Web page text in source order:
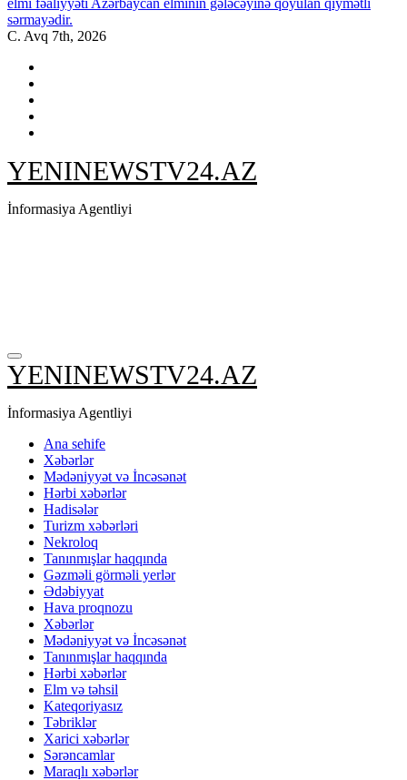
sərmayədir.
C. Avq 7th, 2026
YENINEWSTV24.AZ
İnformasiya Agentliyi
YENINEWSTV24.AZ
İnformasiya Agentliyi
Ana sehife
Xəbərlər
Mədəniyyət və İncəsənət
Hərbi xəbərlər
Hadisələr
Turizm xəbərləri
Nekroloq
Tanınmışlar haqqında
Gəzməli görməli yerlər
Ədəbiyyat
Hava proqnozu
Xəbərlər
Mədəniyyət və İncəsənət
Tanınmışlar haqqında
Hərbi xəbərlər
Elm və təhsil
Kateqoriyasız
Təbriklər
Xarici xəbərlər
Sərəncamlar
Maraqlı xəbərlər